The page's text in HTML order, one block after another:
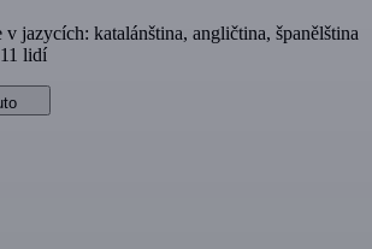
jazycích: katalánština, angličtina, španělština
lidí